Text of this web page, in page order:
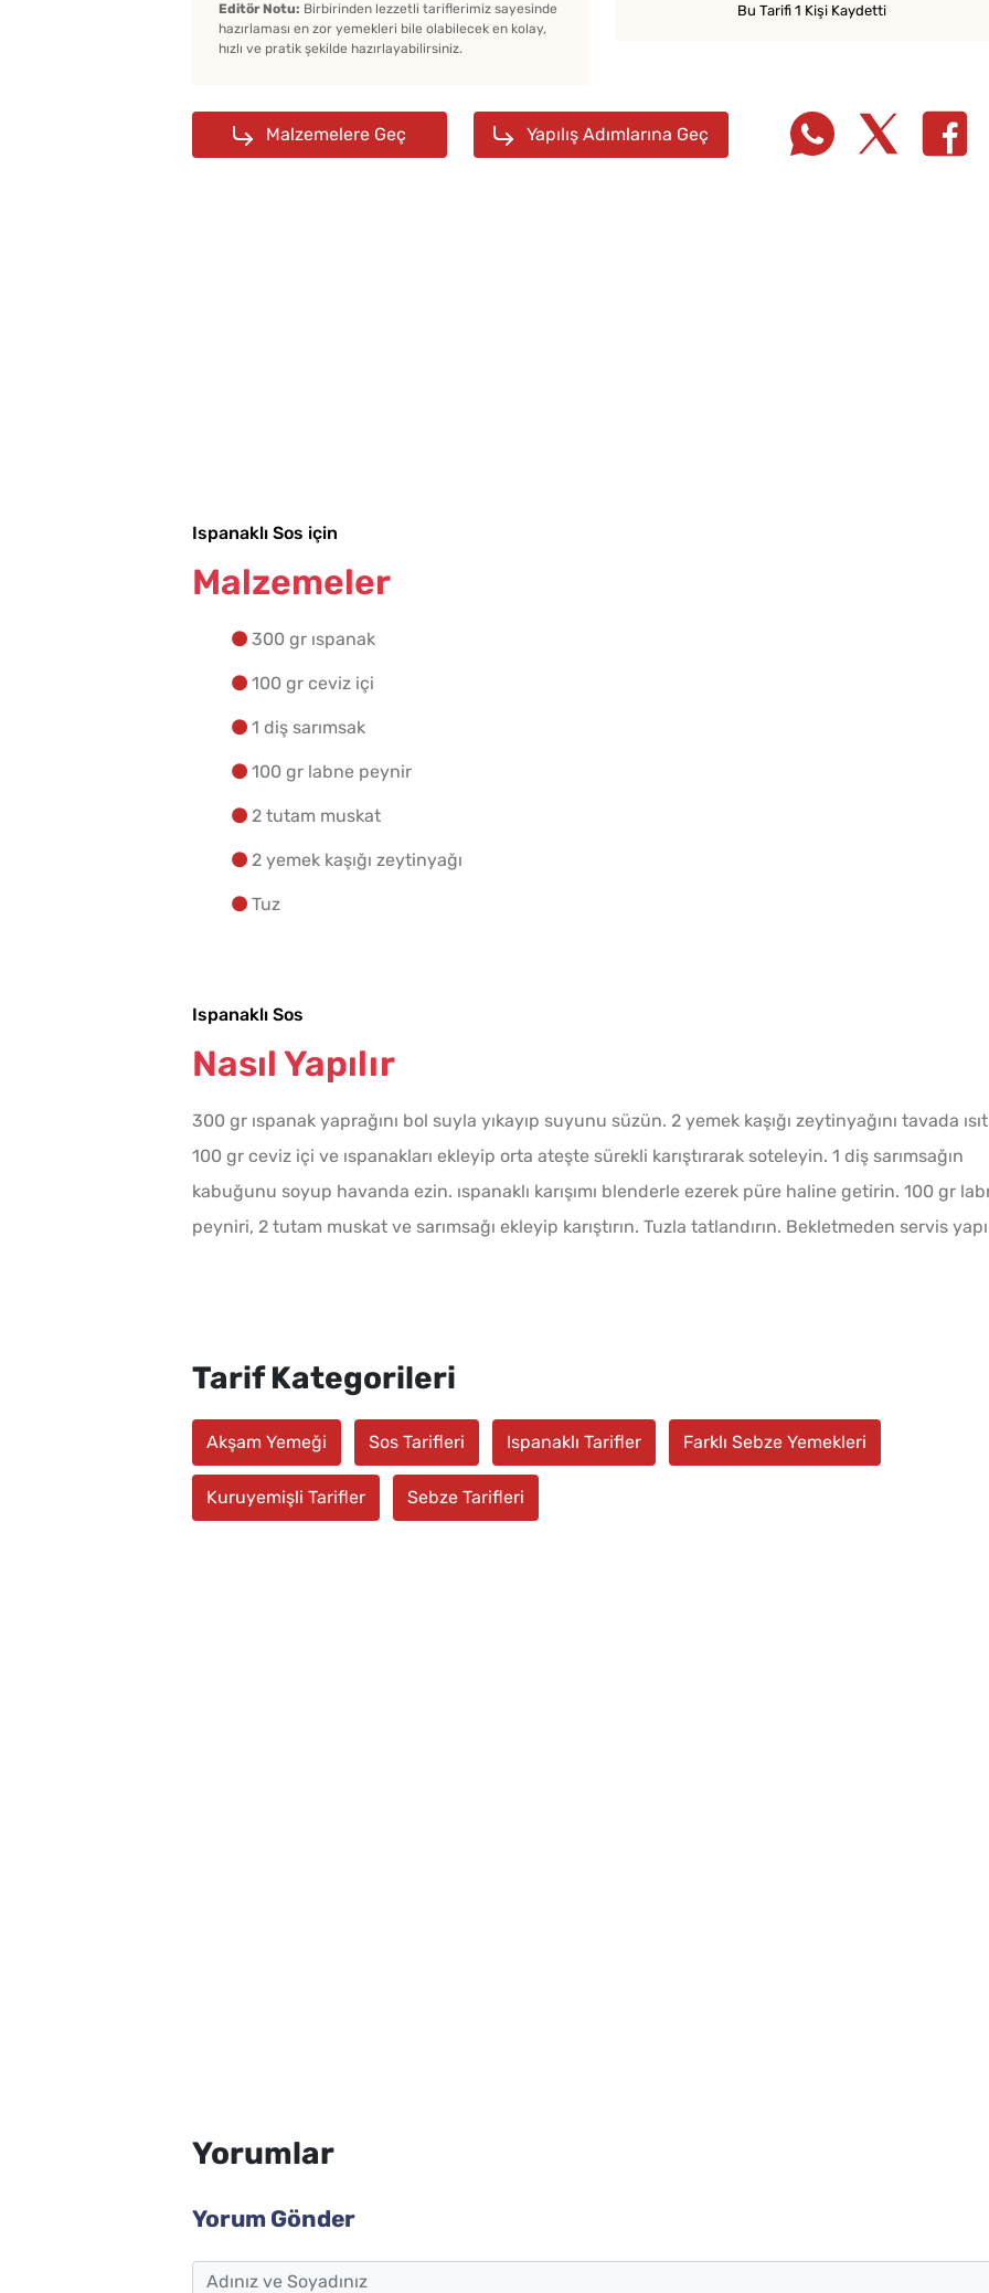
Editör Notu: Birbirinden lezzetli tariflerimiz sayesinde
hazırlaması en zor yemekleri bile olabilecek en kolay,
hızlı ve pratik şekilde hazırlayabilirsiniz.
Bu Tarifi 1 Kişi Kaydetti
Malzemelere Geç Yapılış Adımlarına Geç
Nasıl Saklanır?
Ispanaklı Sos için
Malzemeler
300 gr ıspanak
100 gr ceviz içi
1 diş sarımsak
100 gr labne peynir
2 tutam muskat
2 yemek kaşığı zeytinyağı
Tuz
Ispanaklı Sos
Nasıl Yapılır
300 gr ıspanak yaprağını bol suyla yıkayıp suyunu süzün. 2 yemek kaşığı zeytinyağını tavada
100 gr ceviz içi ve ıspanakları ekleyip orta ateşte sürekli karıştırarak soteleyin. 1 diş sarımsağın
kabuğunu soyup havanda ezin. ıspanaklı karışımı blenderle ezerek püre haline getirin. 100 gr
peyniri, 2 tutam muskat ve sarımsağı ekleyip karıştırın. Tuzla tatlandırın. Bekletmeden servis
Tarif Kategorileri
Akşam Yemeği Sos Tarifleri Ispanaklı Tarifler Farklı Sebze Yemekleri
Kuruyemişli Tarifler Sebze Tarifleri
Yorumlar
Yorum Gönder